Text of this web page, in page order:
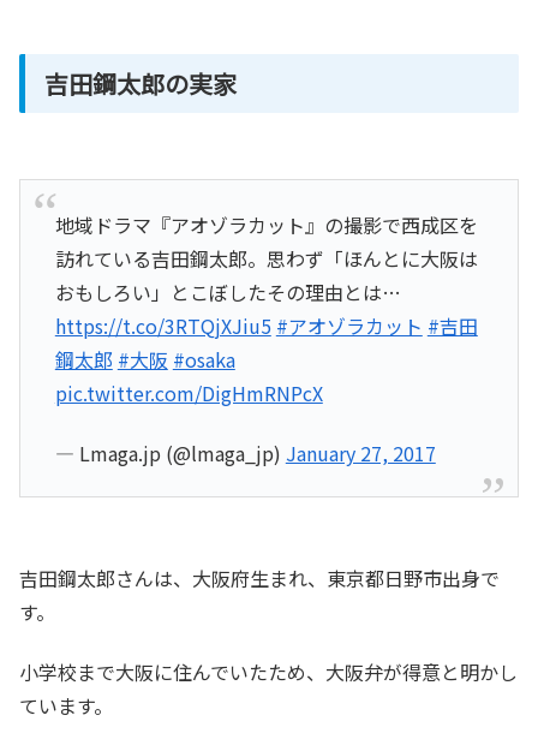
吉田鋼太郎の実家
地域ドラマ『アオゾラカット』の撮影で西成区を
訪れている吉田鋼太郎。思わず「ほんとに大阪は
おもしろい」とこぼしたその理由とは…
https://t.co/3RTQjXJiu5 #アオゾラカット #吉田
鋼太郎 #大阪 #osaka
pic.twitter.com/DigHmRNPcX
— Lmaga.jp (@lmaga_jp) January 27, 2017
吉田鋼太郎さんは、大阪府生まれ、東京都日野市出身で
す。
小学校まで大阪に住んでいたため、大阪弁が得意と明かし
ています。